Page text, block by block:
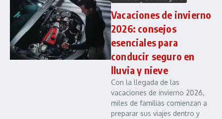
Vacaciones de invierno
2026: consejos
esenciales para
conducir seguro en
lluvia y nieve
Con la llegada de las
vacaciones de invierno 2026,
miles de familias comienzan a
preparar sus viajes dentro y